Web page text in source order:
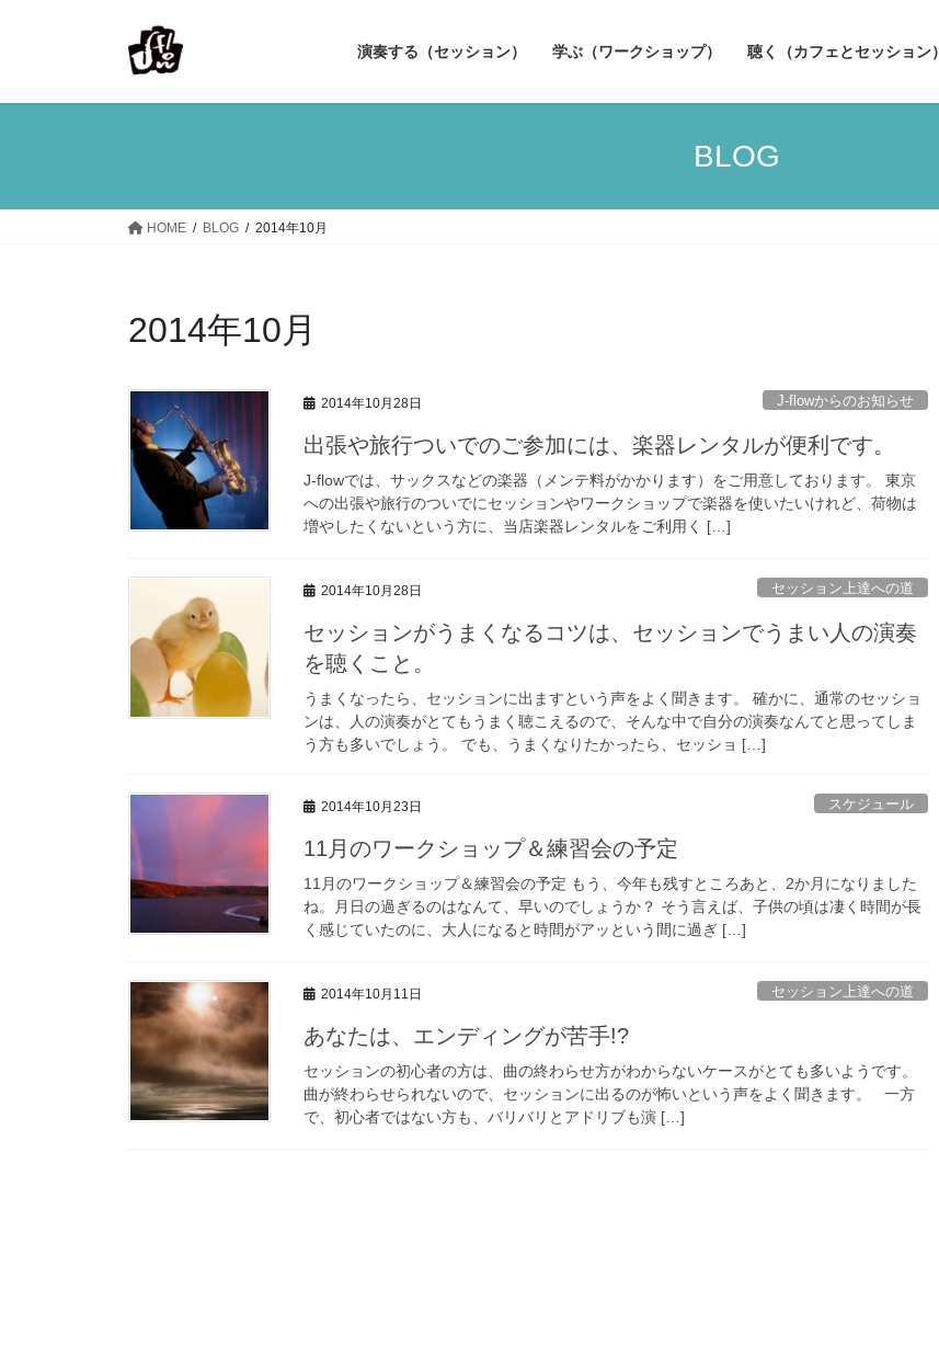
演奏する（セッション） 学ぶ（ワークショップ） 聴く（カフェとセッション）
BLOG
HOME BLOG 2014年10月
2014年10月
2014年10月28日 J-flowからのお知らせ
出張や旅行ついでのご参加には、楽器レンタルが便利です。
J-flowでは、サックスなどの楽器（メンテ料がかかります）をご用意しております。 東京
への出張や旅行のついでにセッションやワークショップで楽器を使いたいけれど、荷物は
増やしたくないという方に、当店楽器レンタルをご利用く […]
2014年10月28日 セッション上達への道
セッションがうまくなるコツは、セッションでうまい人の演奏
を聴くこと。
うまくなったら、セッションに出ますという声をよく聞きます。 確かに、通常のセッショ
ンは、人の演奏がとてもうまく聴こえるので、そんな中で自分の演奏なんてと思ってしま
う方も多いでしょう。 でも、うまくなりたかったら、セッショ […]
2014年10月23日 スケジュール
11月のワークショップ＆練習会の予定
11月のワークショップ＆練習会の予定 もう、今年も残すところあと、2か月になりました
ね。月日の過ぎるのはなんて、早いのでしょうか？ そう言えば、子供の頃は凄く時間が長
く感じていたのに、大人になると時間がアッという間に過ぎ […]
2014年10月11日 セッション上達への道
あなたは、エンディングが苦手!?
セッションの初心者の方は、曲の終わらせ方がわからないケースがとても多いようです。
曲が終わらせられないので、セッションに出るのが怖いという声をよく聞きます。 一方
で、初心者ではない方も、バリバリとアドリブも演 […]